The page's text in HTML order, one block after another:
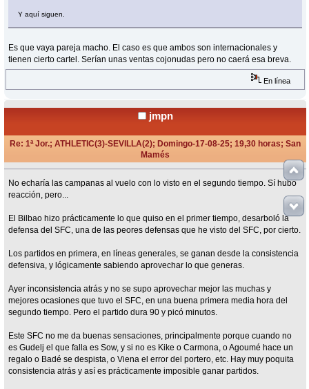
Y aquí siguen.
Es que vaya pareja macho. El caso es que ambos son internacionales y
tienen cierto cartel. Serían unas ventas cojonudas pero no caerá esa breva.
En línea
jmpn
Re: 1ª Jor.; ATHLETIC(3)-SEVILLA(2); Domingo-17-08-25; 19,30 horas; San
Mamés
No echaría las campanas al vuelo con lo visto en el segundo tiempo. Sí hubo
reacción, pero...
El Bilbao hizo prácticamente lo que quiso en el primer tiempo, desarboló la
defensa del SFC, una de las peores defensas que he visto del SFC, por cierto.
Los partidos en primera, en líneas generales, se ganan desde la consistencia
defensiva, y lógicamente sabiendo aprovechar lo que generas.
Ayer inconsistencia atrás y no se supo aprovechar mejor las muchas y
mejores ocasiones que tuvo el SFC, en una buena primera media hora del
segundo tiempo. Pero el partido dura 90 y picó minutos.
Este SFC no me da buenas sensaciones, principalmente porque cuando no
es Gudelj el que falla es Sow, y si no es Kike o Carmona, o Agoumé hace un
regalo o Badé se despista, o Viena el error del portero, etc. Hay muy poquita
consistencia atrás y así es prácticamente imposible ganar partidos.